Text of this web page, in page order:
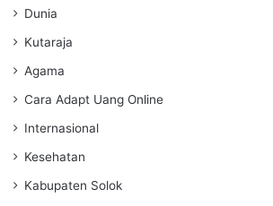
Dunia
Kutaraja
Agama
Cara Adapt Uang Online
Internasional
Kesehatan
Kabupaten Solok